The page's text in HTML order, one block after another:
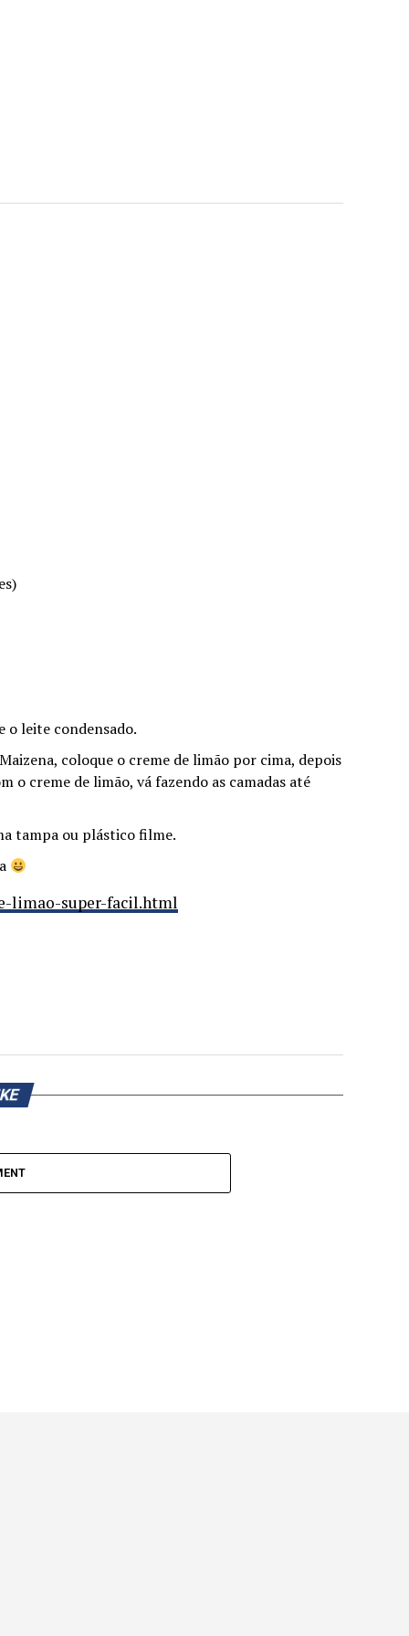
o leite condensado.
coloque o creme de limão por cima, depois
o creme de limão, vá fazendo as camadas até
tampa ou plástico filme.
limao-super-facil.html